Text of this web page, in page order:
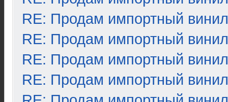
RE: Продам импортный винил
RE: Продам импортный винил
RE: Продам импортный винил
RE: Продам импортный винил